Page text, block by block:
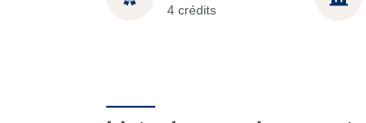
4 crédits